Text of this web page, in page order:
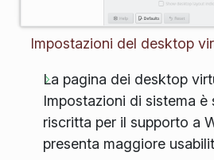
Impostazioni del desktop
La pagina dei desktop
Impostazioni di sistema
riscritta per il supporto a
presenta maggiore